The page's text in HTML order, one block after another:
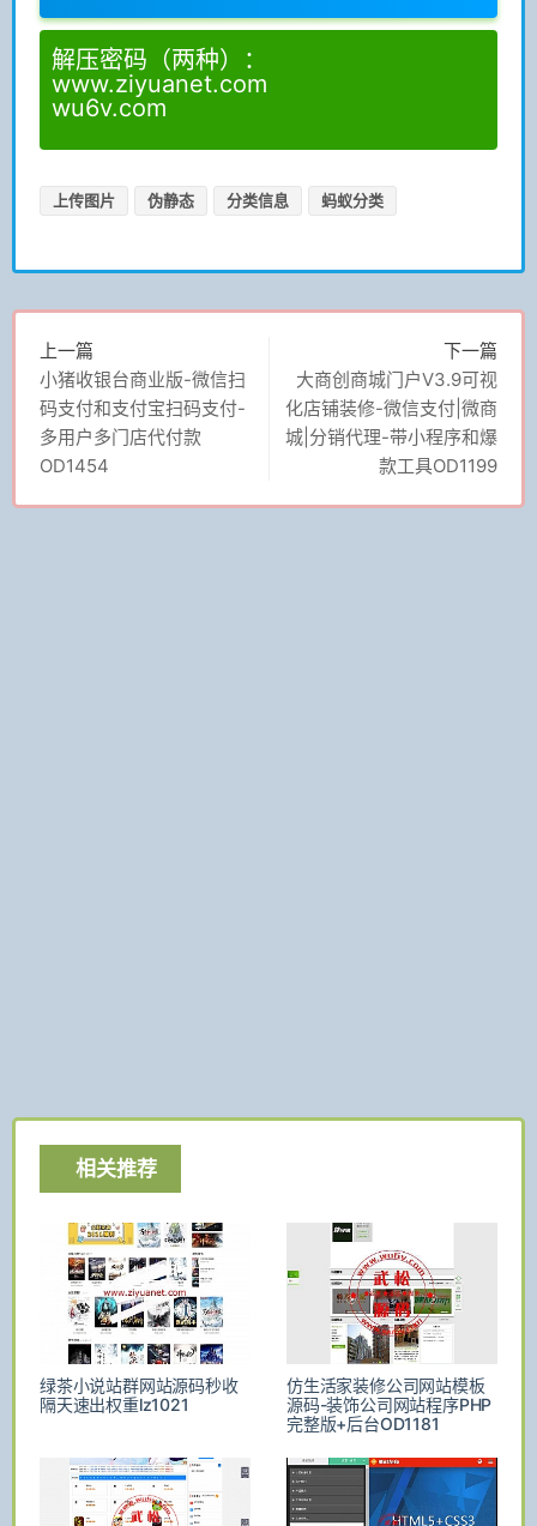
解压密码（两种）：
www.ziyuanet.com
wu6v.com
上传图片 伪静态 分类信息 蚂蚁分类
上一篇
小猪收银台商业版-微信扫
码支付和支付宝扫码支付-
多用户多门店代付款
OD1454
下一篇
大商创商城门户V3.9可视
化店铺装修-微信支付|微商
城|分销代理-带小程序和爆
款工具OD1199
相关推荐
绿茶小说站群网站源码秒收
隔天速出权重lz1021
仿生活家装修公司网站模板
源码-装饰公司网站程序PHP
完整版+后台OD1181